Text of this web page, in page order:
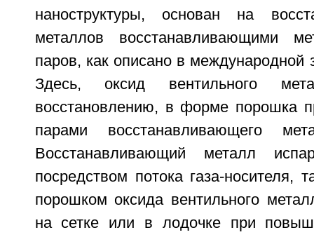
наноструктуры, основан на
металлов восстанавливающими
паров, как описано в международной
Здесь, оксид вентильного
восстановлению, в форме порошка
парами восстанавливающего
Восстанавливающий металл
посредством потока газа-носителя,
порошком оксида вентильного
на сетке или в лодочке при